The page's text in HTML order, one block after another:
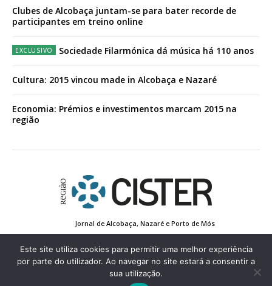
Clubes de Alcobaça juntam-se para bater recorde de
participantes em treino online
Sociedade Filarmónica dá música há 110 anos
Cultura: 2015 vincou made in Alcobaça e Nazaré
Economia: Prémios e investimentos marcam 2015 na
região
Jornal de Alcobaça, Nazaré e Porto de Mós
Estatuto Editorial
Contactos
Política de Privacidade
Conta de Registo
Edição Impressa
© 2022 Região de Cister - Todos os direitos reservados.
Este site utiliza cookies para permitir uma melhor experiência
por parte do utilizador. Ao navegar no site estará a consentir a
sua utilização.